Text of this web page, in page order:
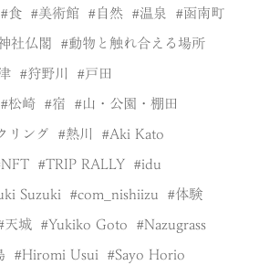
食 美術館 自然 温泉 函南町
社仏閣 動物と触れ合える場所
狩野川 戸田
松崎 宿 山・公園・棚田
リング 熱川 Aki Kato
NFT TRIP RALLY idu
Suzuki com_nishiizu 体験
天城 Yukiko Goto Nazugrass
Hiromi Usui Sayo Horio